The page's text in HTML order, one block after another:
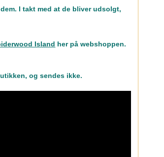
I takt med at de bliver udsolgt,
Island her på webshoppen.
og sendes ikke.